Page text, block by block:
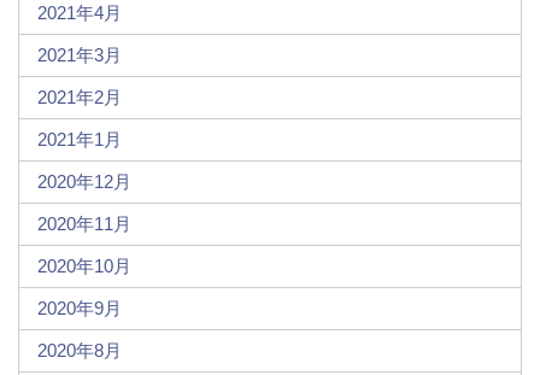
2021年4月
2021年3月
2021年2月
2021年1月
2020年12月
2020年11月
2020年10月
2020年9月
2020年8月